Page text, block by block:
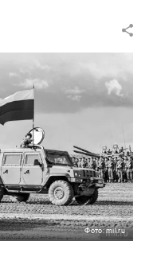
Фото: mil.ru